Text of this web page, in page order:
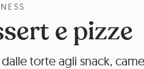
e pizze
torte agli snack,